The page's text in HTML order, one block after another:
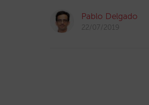
Pablo Delgado
22/07/2019